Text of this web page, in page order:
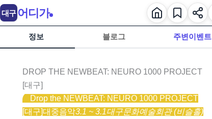
정보 블로그 주변이벤트
DROP THE NEWBEAT: NEURO 1000 PROJECT
[대구]
Drop the NEWBEAT: NEURO 1000 PROJECT
[대구]대중음악3.1 ~ 3.1대구문화예술회관 (비슬홀)
대구 어디가